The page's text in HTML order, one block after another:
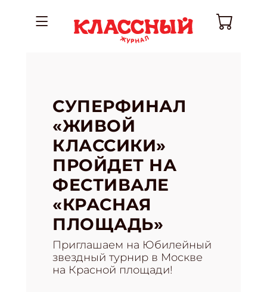
СУПЕРФИНАЛ
«ЖИВОЙ
КЛАССИКИ»
ПРОЙДЕТ НА
ФЕСТИВАЛЕ
«КРАСНАЯ
ПЛОЩАДЬ»
Приглашаем на Юбилейный
звездный турнир в Москве
на Красной площади!